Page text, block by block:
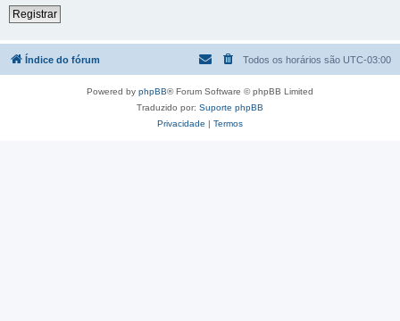
Registrar
Índice do fórum Todos os horários são UTC-03:00
Powered by phpBB® Forum Software © phpBB Limited
Traduzido por: Suporte phpBB
Privacidade | Termos